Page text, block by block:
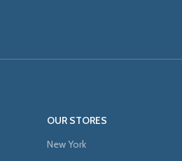
OUR STORES
New York